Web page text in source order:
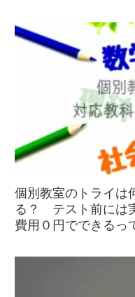
個別教室のトライは
る？ テスト前には
費用０円でできるっ